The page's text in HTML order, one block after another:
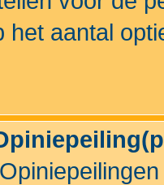
het aantal